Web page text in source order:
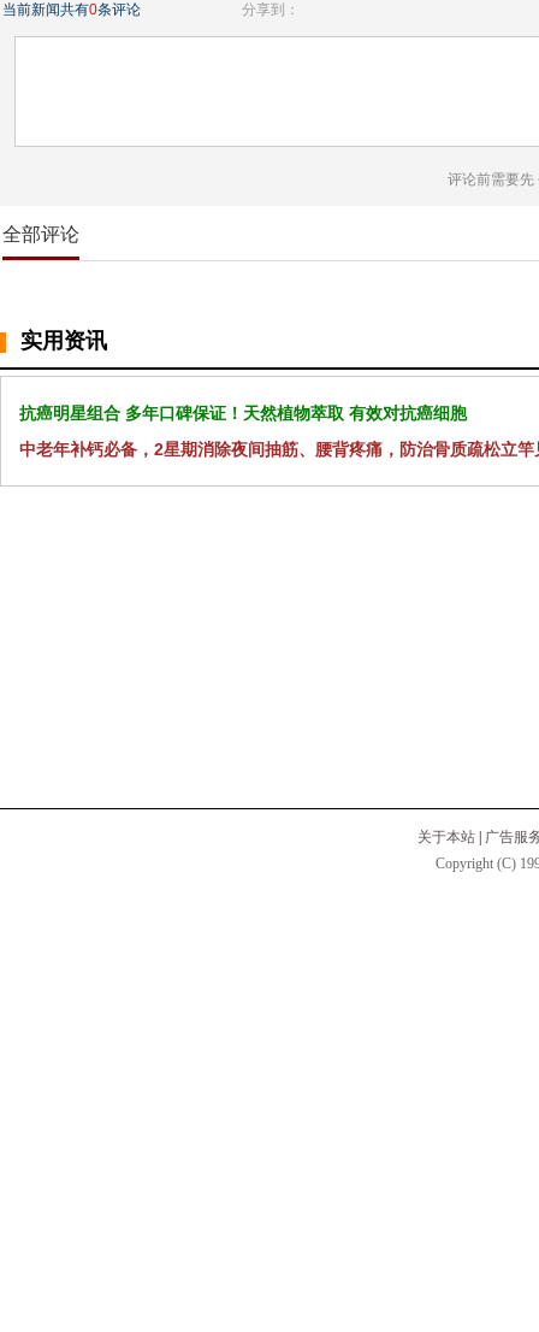
当前新闻共有0条评论 分享到：
评论前需要先
全部评论
实用资讯
抗癌明星组合 多年口碑保证！天然植物萃取 有效对抗癌细胞
中老年补钙必备，2星期消除夜间抽筋、腰背疼痛，防治骨质疏松立竿
关于本站
广告服
Copyright (C)